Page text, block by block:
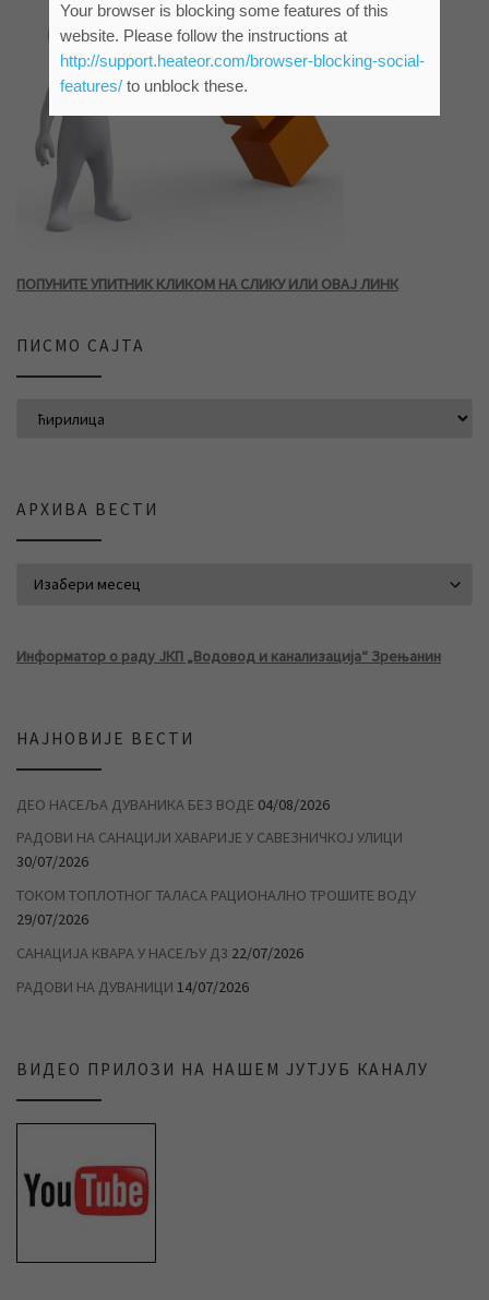
ПОПУНИТЕ УПИТНИК КЛИКОМ НА СЛИКУ ИЛИ ОВАЈ ЛИНК
ПИСМО САЈТА
АРХИВА ВЕСТИ
Информатор о раду ЈКП „Водовод и канализација“ Зрењанин
НАЈНОВИЈЕ ВЕСТИ
ДЕО НАСЕЉА ДУВАНИКА БЕЗ ВОДЕ 04/08/2026
РАДОВИ НА САНАЦИЈИ ХАВАРИЈЕ У САВЕЗНИЧКОЈ УЛИЦИ
30/07/2026
ТОКОМ ТОПЛОТНОГ ТАЛАСА РАЦИОНАЛНО ТРОШИТЕ ВОДУ
29/07/2026
САНАЦИЈА КВАРА У НАСЕЉУ Д3 22/07/2026
РАДОВИ НА ДУВАНИЦИ 14/07/2026
ВИДЕО ПРИЛОЗИ НА НАШЕМ ЈУТЈУБ КАНАЛУ
Your browser is blocking some features of this
website. Please follow the instructions at
http://support.heateor.com/browser-blocking-social-
features/to unblock these.